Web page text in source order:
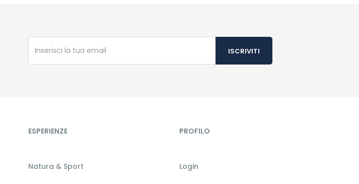
ESPERIENZE
Natura & Sport
PROFILO
Login